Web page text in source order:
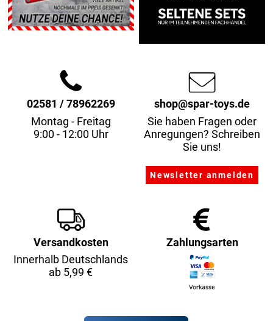
02581 / 78962269
Montag - Freitag
9:00 - 12:00 Uhr
shop@spar-toys.de
Sie haben Fragen oder
Anregungen? Schreiben
Sie uns!
Versandkosten
Innerhalb Deutschlands
ab 5,99 €
Zahlungsarten